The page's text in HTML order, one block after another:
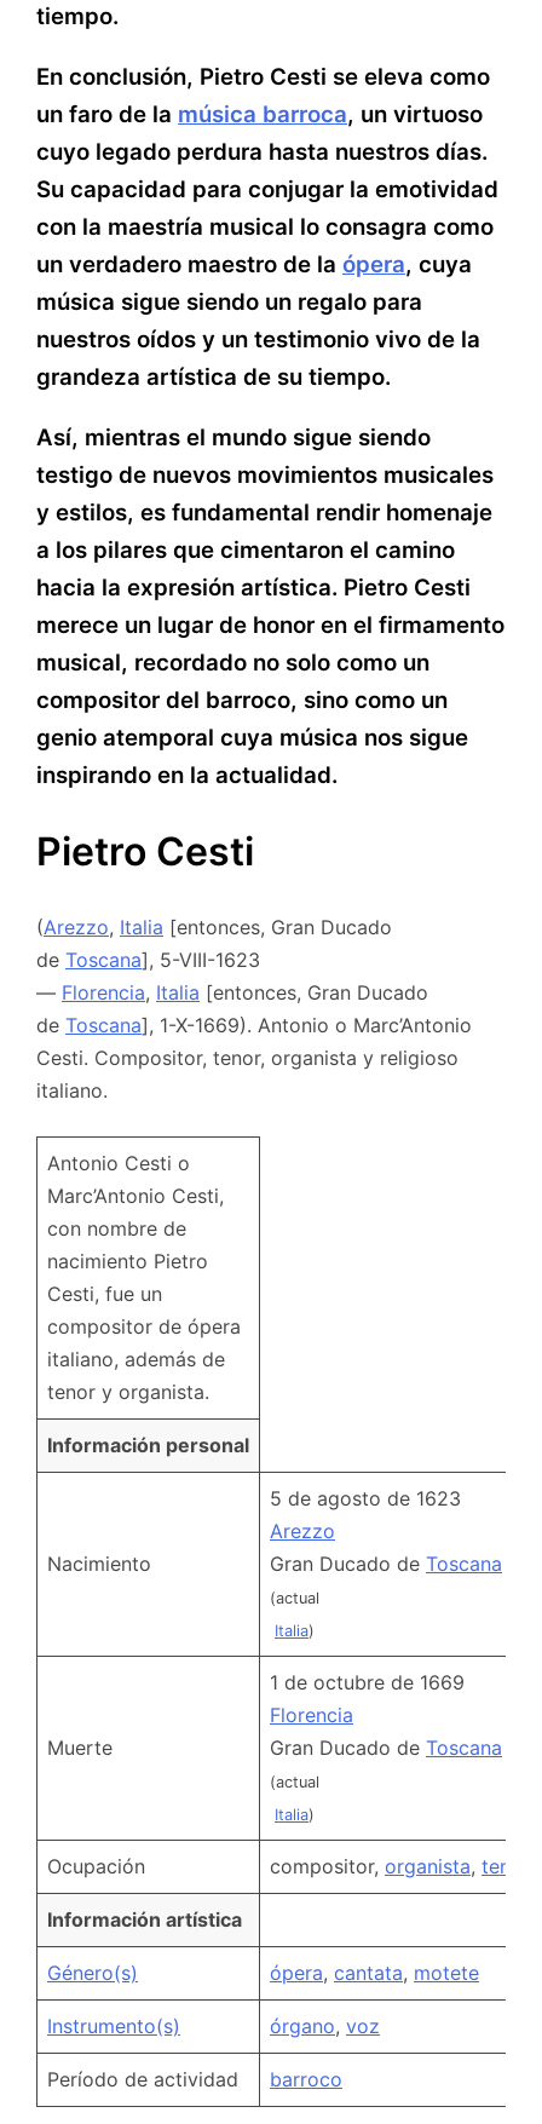
tiempo.
En conclusión, Pietro Cesti se eleva como
un faro de la música barroca, un virtuoso
cuyo legado perdura hasta nuestros días.
Su capacidad para conjugar la emotividad
con la maestría musical lo consagra como
un verdadero maestro de la ópera, cuya
música sigue siendo un regalo para
nuestros oídos y un testimonio vivo de la
grandeza artística de su tiempo.
Así, mientras el mundo sigue siendo
testigo de nuevos movimientos musicales
y estilos, es fundamental rendir homenaje
a los pilares que cimentaron el camino
hacia la expresión artística. Pietro Cesti
merece un lugar de honor en el firmamento
musical, recordado no solo como un
compositor del barroco, sino como un
genio atemporal cuya música nos sigue
inspirando en la actualidad.
Pietro Cesti
(Arezzo, Italia [entonces, Gran Ducado
de Toscana], 5-VIII-1623
— Florencia, Italia [entonces, Gran Ducado
de Toscana], 1-X-1669). Antonio o Marc’Antonio
Cesti. Compositor, tenor, organista y religioso
italiano.
Antonio Cesti o
Marc’Antonio Cesti,
con nombre de
nacimiento Pietro
Cesti, fue un
compositor de ópera
italiano, además de
tenor y organista.
Información personal
Nacimiento
5 de agosto de 1623
Arezzo
Gran Ducado de Toscana
(actual
Italia)
Muerte
1 de octubre de 1669
Florencia
Gran Ducado de Toscana
(actual
Italia)
Ocupación compositor, organista, tenor
Información artística
Género(s) ópera, cantata, motete
Instrumento(s) órgano, voz
Período de actividad barroco